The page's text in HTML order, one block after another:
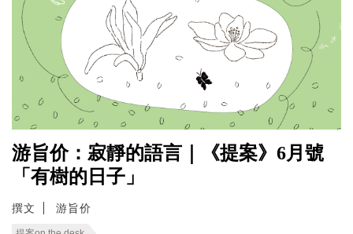
游旨价：寂靜的語言｜《提案》6月號
「有樹的日子」
撰文 游旨价